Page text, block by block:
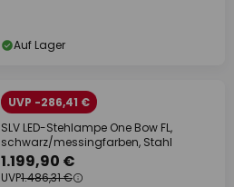
Auf Lager
UVP -286,41 €
SLV LED-Stehlampe One Bow FL,
schwarz/messingfarben, Stahl
1.199,90 €
UVP1.486,31 €